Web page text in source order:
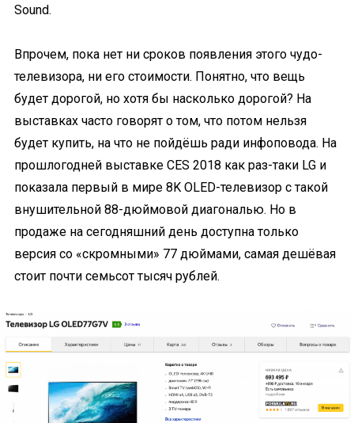
Sound.
Впрочем, пока нет ни сроков появления этого чудо-
телевизора, ни его стоимости. Понятно, что вещь
будет дорогой, но хотя бы насколько дорогой? На
выставках часто говорят о том, что потом нельзя
будет купить, на что не пойдёшь ради инфоповода. На
прошлогодней выставке CES 2018 как раз-таки LG и
показала первый в мире 8K OLED-телевизор с такой
внушительной 88-дюймовой диагональю. Но в
продаже на сегодняшний день доступна только
версия со «скромными» 77 дюймами, самая дешёвая
стоит почти семьсот тысяч рублей.